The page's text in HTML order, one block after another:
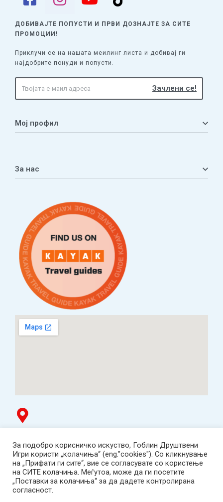
ДОБИВАЈТЕ ПОПУСТИ И ПРВИ ДОЗНАЈТЕ ЗА СИТЕ
ПРОМОЦИИ!
Приклучи се на нашата меилинг листа и добивај ги
најдобрите понуди и попусти.
Мој профил
Листа на желби
За нас
Услови за плаќање и испорака
Наши партнери
ТЦ Буњаковец - 1. кат, Скопје.
Tел: 078 669 482
Работно време: пон-пет 12:00-19:00 /саб 12:00-17:00
2001-2026 Goblin Games, All Rights Reserved.
Гоблин ДОО, Скопје. Даночен број:
За подобро корисничко искуство, Гоблин Друштвени
Игри користи „колачиња“ (eng."cookies"). Со кликнување
на „Прифати ги сите“, вие се согласувате со користење
на СИТЕ колачиња. Меѓутоа, може да ги посетите
„Поставки за колачиња“ за да дадете контролирана
согласност.